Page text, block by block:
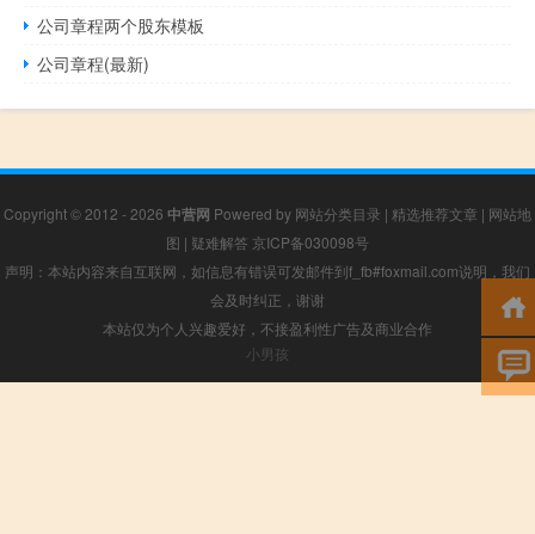
公司章程两个股东模板
公司章程(最新)
Copyright © 2012 - 2026 中营网 Powered by 网站分类目录 | 精选推荐文章 | 网站地
图 | 疑难解答 京ICP备030098号
声明：本站内容来自互联网，如信息有错误可发邮件到f_fb#foxmail.com说明，我们
会及时纠正，谢谢
本站仅为个人兴趣爱好，不接盈利性广告及商业合作
小男孩